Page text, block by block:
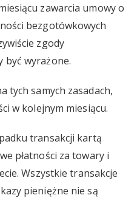
zawarcia umowy o
bezgotówkowych
zgody
być wyrażone.
tych samych zasadach,
w kolejnym miesiącu.
transakcji kartą
płatności za towary i
Wszystkie transakcje
pieniężne nie są